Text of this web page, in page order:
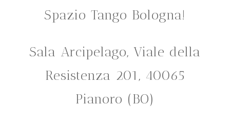
Spazio Tango Bologna!
Sala Arcipelago, Viale della
Resistenza 201, 40065
Pianoro (BO)